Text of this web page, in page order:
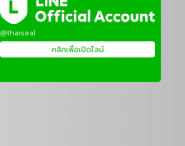
@thaiseal
คลิกเพื่อเปิดไลน์